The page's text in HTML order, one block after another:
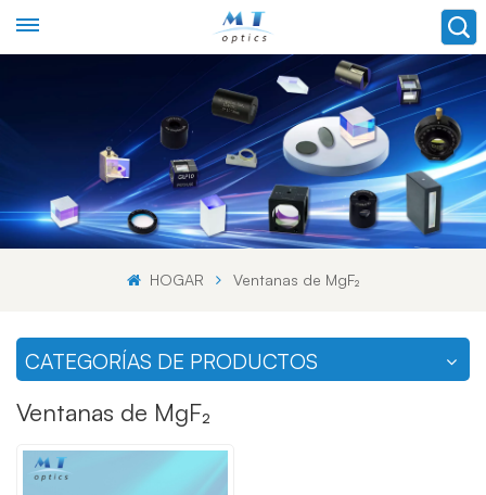
HOGAR Ventanas de MgF₂
CATEGORÍAS DE PRODUCTOS
Ventanas de MgF₂